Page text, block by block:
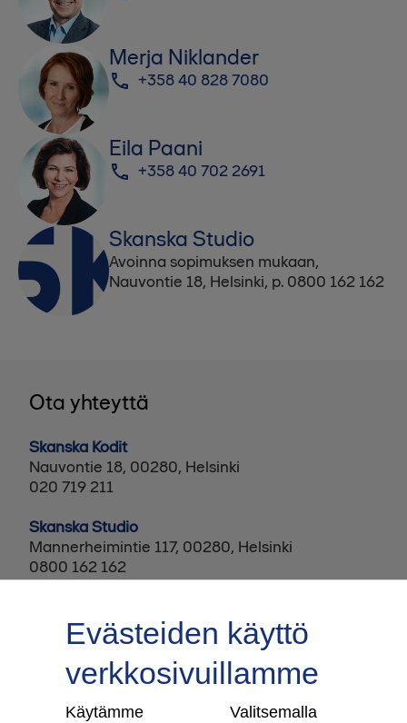
Merja Niklander
+358 40 828 7080
Eila Paani
+358 40 702 2691
Skanska Studio
Avoinna sopimuksen mukaan,
Nauvontie 18, Helsinki, p. 0800 162 162
Ota yhteyttä
Skanska Kodit
Nauvontie 18, 00280, Helsinki
020 719 211
Skanska Studio
Mannerheimintie 117, 00280, Helsinki
0800 162 162
Tilaa uutiskirje
Evästeiden käyttö
verkkosivuillamme
Käytämme
Valitsemalla